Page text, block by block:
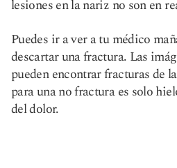
lesiones en la nariz no son en
Puedes ir a ver a tu médico
descartar una fractura. Las
pueden encontrar fracturas de
para una no fractura es solo
del dolor.